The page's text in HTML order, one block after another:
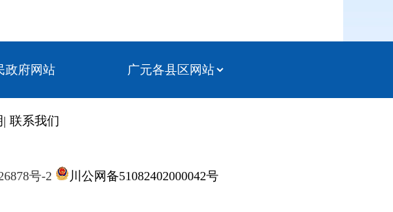
政府网站
| 联系我们
号-2 川公网备51082402000042号